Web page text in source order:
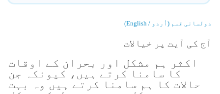
دولسانی قسم (اُردو / English)
آج کی آیت پر خیالات
اکثر ہم مشکل اور بحران کے اوقات
کا سامنا کرتے ہیں، کیونکہ جن
حالات کا ہم سامنا کرتے ہیں وہ بہت